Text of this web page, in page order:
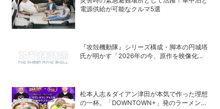
電源供給が可能なクルマ5選
『攻殻機動隊』シリーズ構成・脚本の円城塔
氏が明かす「2026年の今、原作を映像化す
松本人志＆ダイアン津田が本気で作った理想
の一杯。「DOWNTOWN+」発のラーメンを